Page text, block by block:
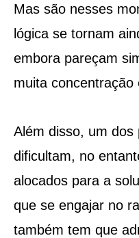
Mas são nesses
lógica se tornam
embora pareçam
muita concentração
Além disso, um dos
dificultam, no
alocados para a
que se engajar no
também tem que